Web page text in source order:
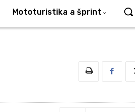
Mototuristika a šprint